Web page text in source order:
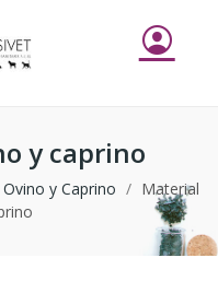
y caprino
Ovino y Caprino
Material